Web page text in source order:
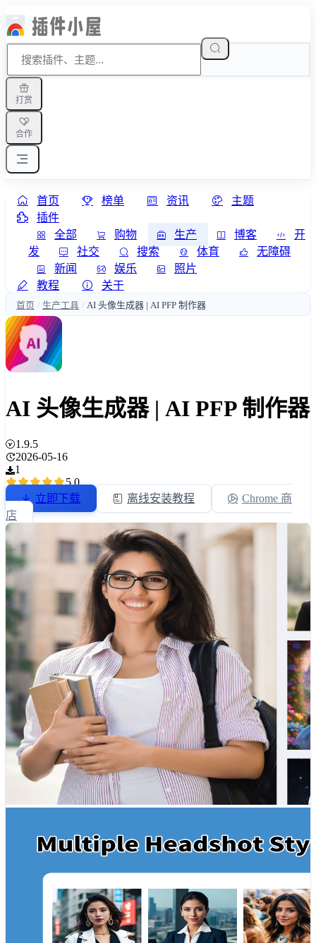
打赏
合作
首页 榜单 资讯
主题
插件
全部
购物 生产 博客
开
发
社交 搜索 体育
无障碍
新闻
娱乐
照片
教程
关于
首页 / 生产工具 / AI 头像生成器 | AI PFP 制作器
AI 头像生成器 | AI PFP 制作器
1.9.5
2026-05-16
1
5.0
立即下载
离线安装教程
Chrome 商
店